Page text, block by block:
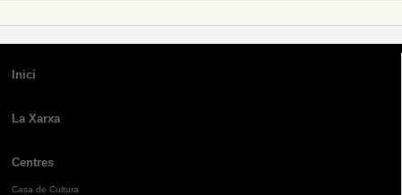
Inici
La Xarxa
Centres
Casa de Cultura